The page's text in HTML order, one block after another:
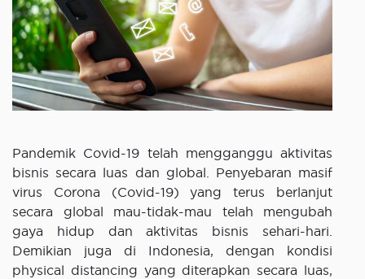
Pandemik Covid-19 telah mengganggu aktivitas
bisnis secara luas dan global. Penyebaran masif
virus Corona (Covid-19) yang terus berlanjut
secara global mau-tidak-mau telah mengubah
gaya hidup dan aktivitas bisnis sehari-hari.
Demikian juga di Indonesia, dengan kondisi
physical distancing yang diterapkan secara luas,